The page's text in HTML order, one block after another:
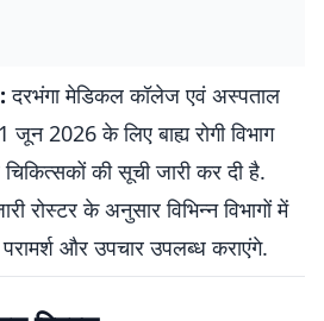
दरभंगा मेडिकल कॉलेज एवं अस्पताल
जून 2026 के लिए बाह्य रोगी विभाग
की सूची जारी कर दी है.
रोस्टर के अनुसार विभिन्न विभागों में
परामर्श और उपचार उपलब्ध कराएंगे.